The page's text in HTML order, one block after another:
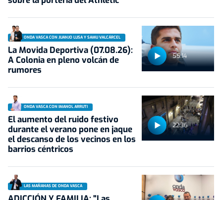
55:14
ONDA VASCA CON JUANJO LUSA Y SAMU VALCÁRCEL
La Movida Deportiva (07.08.26):
A Colonia en pleno volcán de
rumores
22:36
ONDA VASCA CON IMANOL ARRUTI
El aumento del ruido festivo
durante el verano pone en jaque
el descanso de los vecinos en los
barrios céntricos
LAS MAÑANAS DE ONDA VASCA